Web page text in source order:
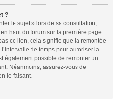
?
le sujet » lors de sa consultation,
haut du forum sur la première page.
ce lien, cela signifie que la remontée
de temps pour autoriser la
également possible de remonter un
Néanmoins, assurez-vous de
le faisant.